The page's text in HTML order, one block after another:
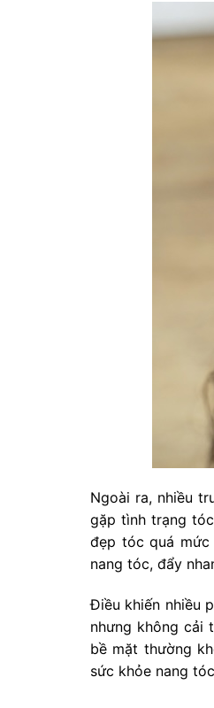
Ngoài ra, nhiều
gặp tình trạng
đẹp tóc quá mức
nang tóc, đẩy
Điều khiến nhiều
nhưng không cải
bề mặt thường
sức khỏe nang